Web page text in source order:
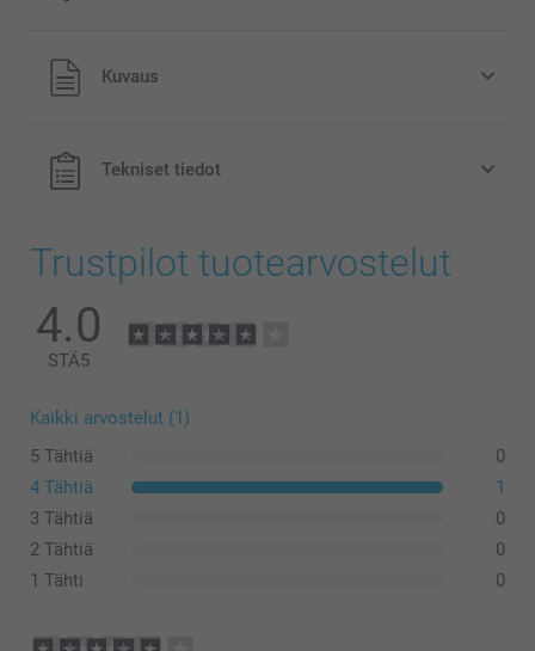
Kaikki hinnat ovat euroina, sisältävät arvonlisäveron ja
eivät sisällä postikuluja.
Kuvaus
Tekniset tiedot
Trustpilot tuotearvostelut
4.0
STÄ5
Kaikki arvostelut (1)
5 Tähtiä
0
4 Tähtiä
1
3 Tähtiä
0
2 Tähtiä
0
1 Tähti
0